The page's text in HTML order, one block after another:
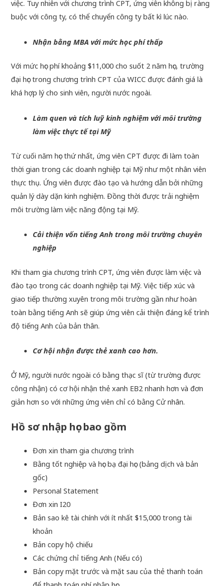
việc. Tuy nhiên với chương trình CPT, ứng viên không bị ràng
buộc với công ty, có thể chuyển công ty bất kì lúc nào.
Nhận bằng MBA với mức học phí thấp
Với mức học phí khoảng $11,000 cho suốt 2 năm học, trường
đại học trong chương trình CPT của WICC được đánh giá là
khá hợp lý cho sinh viên, người nước ngoài.
Làm quen và tích luỹ kinh nghiệm với môi trường
làm việc thực tế tại Mỹ
Từ cuối năm học thứ nhất, ứng viên CPT được đi làm toàn
thời gian trong các doanh nghiệp tại Mỹ như một nhân viên
thực thụ. Ứng viên được đào tạo và hướng dẫn bởi những
quản lý dày dặn kinh nghiệm. Đồng thời được trải nghiệm
môi trường làm việc năng động tại Mỹ.
Cải thiện vốn tiếng Anh trong môi trường chuyên
nghiệp
Khi tham gia chương trình CPT, ứng viên được làm việc và
đào tạo trong các doanh nghiệp tại Mỹ. Việc tiếp xúc và
giao tiếp thường xuyên trong môi trường gần như hoàn
toàn bằng tiếng Anh sẽ giúp ứng viên cải thiện đáng kể trình
độ tiếng Anh của bản thân.
Cơ hội nhận được thẻ xanh cao hơn.
Ở Mỹ, người nước ngoài có bằng thạc sĩ (từ trường được
công nhận) có cơ hội nhận thẻ xanh EB2 nhanh hơn và đơn
giản hơn so với những ứng viên chỉ có bằng Cử nhân.
Hồ sơ nhập học bao gồm
Đơn xin tham gia chương trình
Bằng tốt nghiệp và học bạ đại học (bảng dịch và bản
gốc)
Personal Statement
Đơn xin I20
Bản sao kê tài chính với ít nhất $15,000 trong tài
khoản
Bản copy hộ chiếu
Các chứng chỉ tiếng Anh (Nếu có)
Bản copy mặt trước và mặt sau của thẻ thanh toán